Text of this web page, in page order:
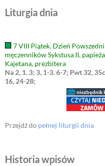
Liturgia dnia
7 VIII Piątek. Dzień
męczenników Sykstusa II,
Kajetana, prezbitera
Na 2, 1. 3; 3, 1-3. 6-7; Pwt 32,
16, 24-28;
Przejdź do pełnej liturgii dnia
Historia wpisów